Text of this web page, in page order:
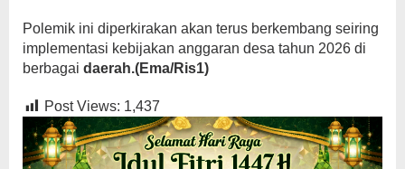
Polemik ini diperkirakan akan terus berkembang seiring
implementasi kebijakan anggaran desa tahun 2026 di
berbagai daerah.(Ema/Ris1)
Post Views: 1,437